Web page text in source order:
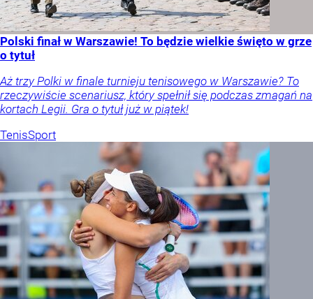
Polski finał w Warszawie! To będzie wielkie święto w grze
o tytuł
Aż trzy Polki w finale turnieju tenisowego w Warszawie? To
rzeczywiście scenariusz, który spełnił się podczas zmagań na
kortach Legii. Gra o tytuł już w piątek!
TenisSport